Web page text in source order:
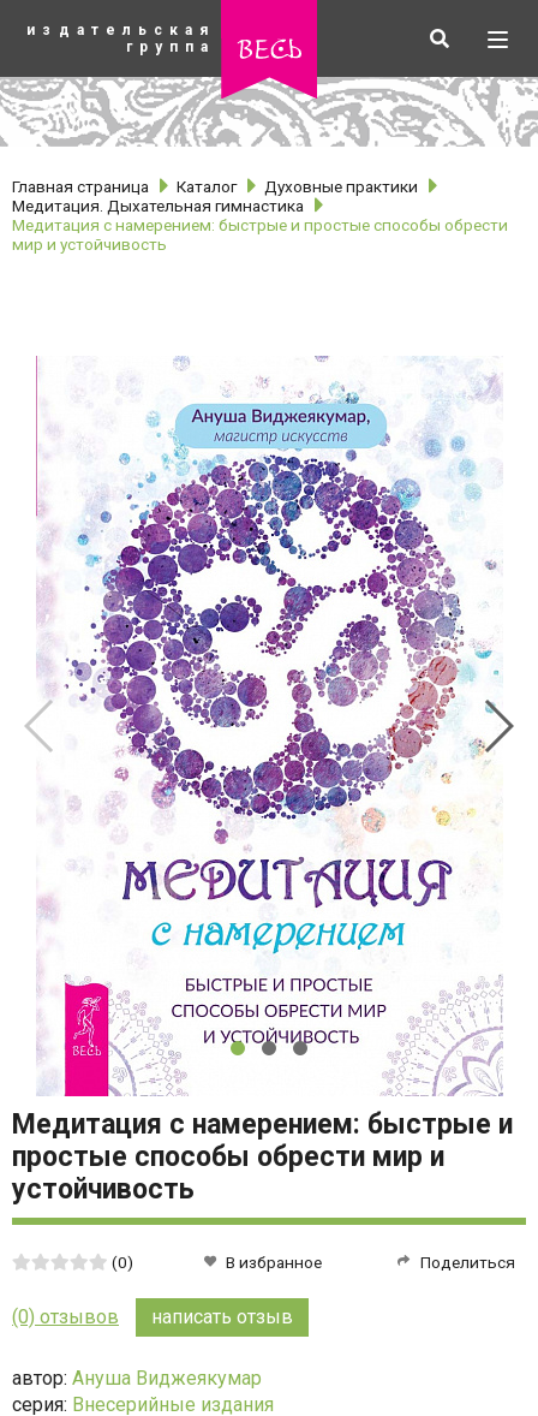
основному
издательская
группа
весь Искать
рубрики
Главная страница Каталог
Духовные практики
Медитация. Дыхательная гимнастика
Медитация с намерением: быстрые и простые способы обрести
мир и устойчивость
Медитация с намерением: быстрые и
простые способы обрести мир и
устойчивость
Средняя
из
(0) В избранное Поделиться
(0) отзывов написать отзыв
автор: Ануша Виджеякумар
серия: Внесерийные издания